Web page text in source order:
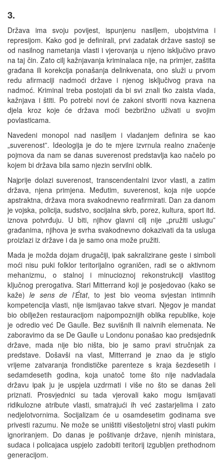
3.
Država ima svoju povijest, ispunjenu nasiljem, ubojstvima i
represijom. Kako god je definirali, prvi zadatak države sastoji se
od nasilnog nametanja vlasti i vjerovanja u njeno isključivo pravo
na taj čin. Zato cilj kažnjavanja kriminalaca nije, na primjer, zaštita
građana ili korekcija ponašanja delinkvenata, ono služi u prvom
redu afirmaciji nadmoći države i njenog isključivog prava na
nadmoć. Kriminal treba postojati da bi svi znali tko zaista vlada,
kažnjava i štiti. Po potrebi novi će zakoni stvoriti nova kaznena
djela kroz koje će država moći bezbrižno uživati u svojim
povlasticama.
Navedeni monopol nad nasiljem i vladanjem definira se kao
„suverenost”. Ideologija je do te mjere izvrnula realno značenje
pojmova da nam se danas suverenost predstavlja kao načelo po
kojem bi država bila samo njezin servilni oblik.
Najprije dolazi suverenost, transcendentalni izvor vlasti, a zatim
država, njena primjena. Međutim, suverenost, koja nije uopće
apstraktna, država mora svakodnevno reafirmirati. Dan za danom
je vojska, policija, sudstvo, socijalna skrb, porez, kultura, sport itd.
iznova potvrđuju. U biti, njihov glavni cilj nije „pružiti uslugu”
građanima, njihova je svrha svakodnevno dokazivati da ta usluga
proizlazi iz države i da je samo ona može pružiti.
Mada je možda dojam drugačiji, ipak sakralizirane geste i simboli
moći nisu puki folklor teritorijalno ograničen, radi se o aktivnom
mehanizmu, o stalnoj i minucioznoj rekonstrukciji vlastitog
ključnog prerogativa. Stari Mitterrand koji je posjedovao (kako se
kaže)le sens de l’État, to jest bio veoma svjestan intimnih
kompetencija vlasti, nije ismijavao takve stvari. Njegov je mandat
bio obilježen restauracijom najpompoznijih oblika republike, koje
je odredio već De Gaulle. Bez suvišnih ili naivnih elemenata. Ne
zaboravimo da se De Gaulle u Londonu ponašao kao predsjednik
države, mada nije bio ništa, bio je samo pravi stručnjak za
predstave. Došavši na vlast, Mitterrand je znao da je stiglo
vrijeme zatvaranja frondističke parenteze s kraja šezdesetih i
sedamdesetih godina, koja unatoč tome što nije nadvladala
državu ipak ju je uspjela uzdrmati i više no što se danas želi
priznati. Prosvjednici su tada vjerovali kako mogu ismijavati
ridikulozne atribute vlasti, smatrajući ih već zastarjelima i zato
nedjelotvornima. Socijalizam će u osamdesetim godinama sve
privesti razumu. Ne može se uništiti višestoljetni stroj vlasti pukim
ignoriranjem. Do danas je poštivanje države, njenih ministara,
sudaca i policajaca uspjelo zadobiti teritorij izgubljen prethodnom
generacijom.